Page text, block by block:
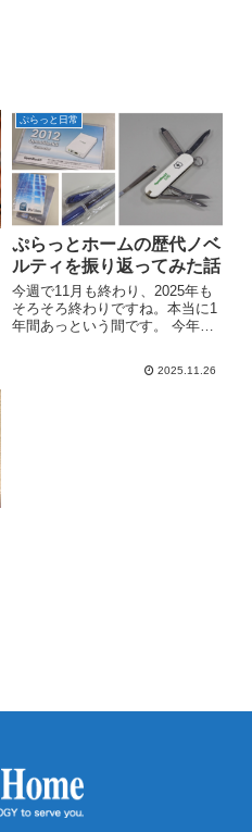
ぷらっと日常
ぷらっとホームの歴代ノベ
ルティを振り返ってみた話
今週で11月も終わり、2025年も
そろそろ終わりですね。本当に1
年間あっという間です。 今年は
上カレンダーをノベルティとし
2025.11.26